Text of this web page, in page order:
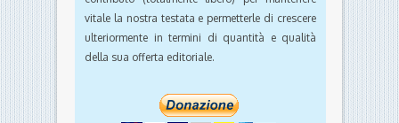
vitale la nostra testata e permetterle di crescere
ulteriormente in termini di quantità e qualità
della sua offerta editoriale.